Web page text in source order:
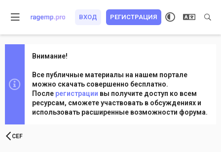
ВХОД РЕГИСТРАЦИЯ
Внимание!
Все публичные материалы на нашем портале
можно скачать совершенно бесплатно.
После регистрации вы получите доступ ко всем
ресурсам, сможете участвовать в обсуждениях и
использовать расширенные возможности форума.
CEF